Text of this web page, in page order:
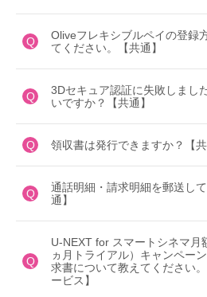
Q
Oliveフレキシブルペイの登録
てください。【共通】
Q
3Dセキュア認証に失敗しまし
いですか？【共通】
Q 領収書は発行できますか？【共
Q
通話明細・請求明細を郵送し
通】
Q
U-NEXT for スマートシネマ月
ヵ月トライアル）キャンペー
求書について教えてください
ービス】